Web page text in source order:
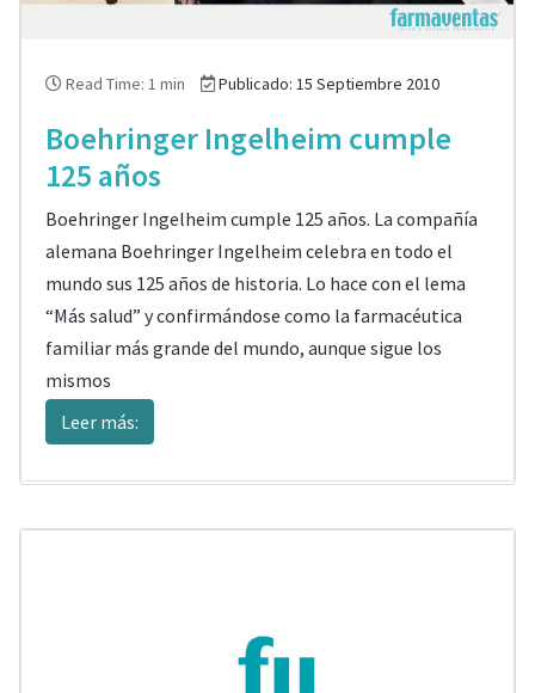
Read Time: 1 min Publicado: 15 Septiembre 2010
Boehringer Ingelheim cumple
125 años
Boehringer Ingelheim cumple 125 años. La compañía
alemana Boehringer Ingelheim celebra en todo el
mundo sus 125 años de historia. Lo hace con el lema
“Más salud” y confirmándose como la farmacéutica
familiar más grande del mundo, aunque sigue los
mismos
Leer más: